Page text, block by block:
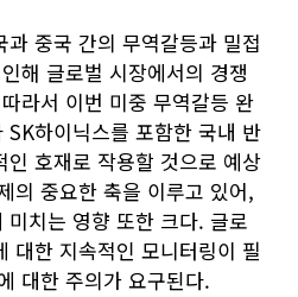
중국 간의 무역갈등과 밀접
해 글로벌 시장에서의 경쟁
라서 이번 미중 무역갈등 완
하이닉스를 포함한 국내 반
호재로 작용할 것으로 예상
의 중요한 축을 이루고 있어,
미치는 영향 또한 크다. 글로
대한 지속적인 모니터링이 필
대한 주의가 요구된다.